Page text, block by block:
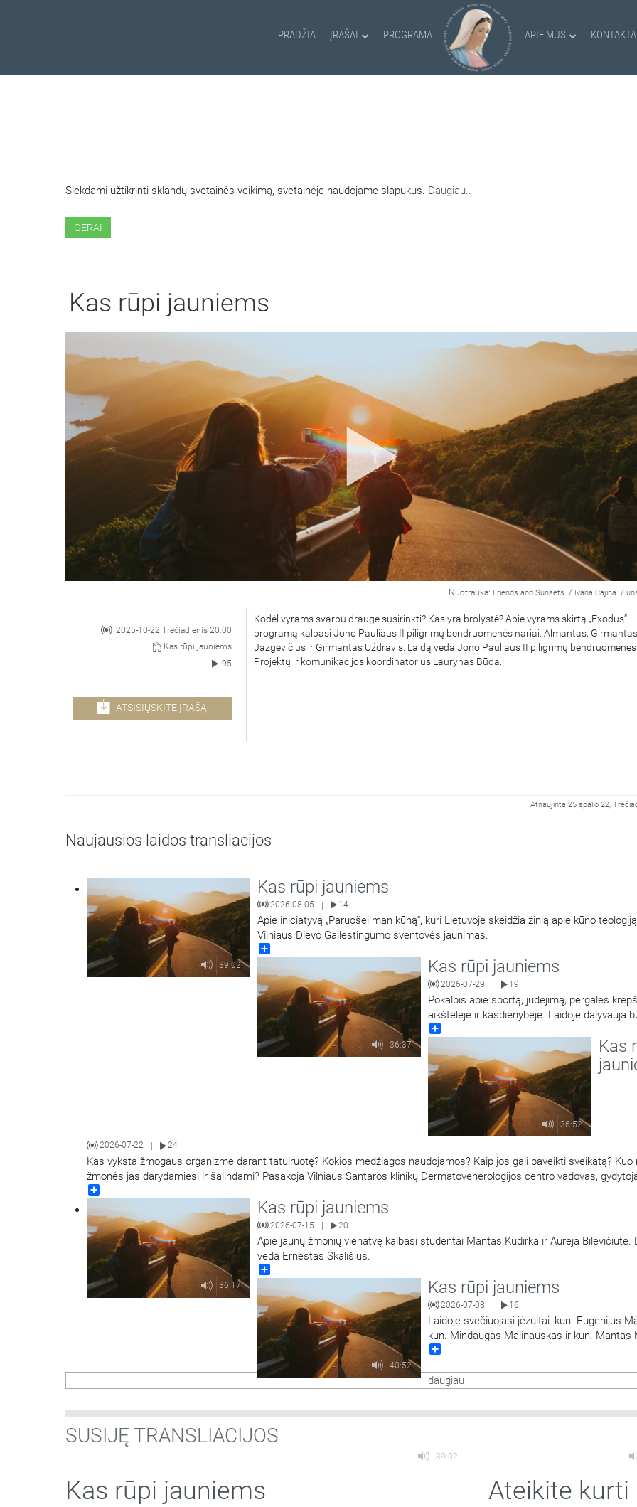
PRADŽIA ĮRAŠAI PROGRAMA APIE MUS
Siekdami užtikrinti sklandų svetainės veikimą, svetainėje naudojame slapukus. Daugiau..
GERAI
Kas rūpi jauniems
Nuotrauka: Friends and Sunsets / Ivana Cajina /
2025-10-22 Trečiadienis 20:00
Kas rūpi jauniems
95
ATSISIŲSKITE ĮRAŠĄ
Kodėl vyrams svarbu drauge susirinkti? Kas yra brolystė? Apie vyrams skirtą „Exodus“
programą kalbasi Jono Pauliaus II piligrimų bendruomenės nariai: Almantas, Girmantas
Jazgevičius ir Girmantas Uždravis. Laidą veda Jono Pauliaus II piligrimų bendruomenės
Projektų ir komunikacijos koordinatorius Laurynas Būda.
Atnaujinta 25 spalio 22,
Naujausios laidos transliacijos
39:02
Kas rūpi jauniems
2026-08-05 | 14
Apie iniciatyvą „Paruošei man kūną“, kuri Lietuvoje skeidžia žinią apie kūno
Vilniaus Dievo Gailestingumo šventovės jaunimas.
36:37
Kas rūpi jauniems
2026-07-29 | 19
Pokalbis apie sportą, judėjimą, pergales
aikštelėje ir kasdienybėje. Laidoje dalyvauja
krepšininkas, Europos taurės laimėtojas, tris
LKL čempionas, tris kartus LKL oro karalius,
krepšinio treneris Darius Sirtautas. Laidą
Tamulis. Antroje laidos dalyje tais pačiais
kalbinamas jaunimas…
36:52
Kas
2026-07-22 24
Kas vyksta žmogaus organizme darant tatuiruotę? Kokios medžiagos naudojamos? Kaip jos gali paveikti sveikatą? Kuo
žmonės jas darydamiesi ir šalindami? Pasakoja Vilniaus Santaros klinikų Dermatovenerologijos centro vadovas,
dermatovenerologas dr. Tadas Raudonis. Kalbina Regina Statkuvienė.
36:17
Kas rūpi jauniems
2026-07-15 20
Apie jaunų žmonių vienatvę kalbasi studentai Mantas Kudirka ir Aurėja Bilevičiūtė.
veda Ernestas Skališius.
40:52
Kas rūpi jauniems
2026-07-08 | 16
Laidoje svečiuojasi jėzuitai: kun. Eugenijus
kun. Mindaugas Malinauskas ir kun. Mantas
Pristato „Magis“ projektą ir kalbasi apie
daugiau
SUSIJĘ TRANSLIACIJOS
39:02
Kas rūpi jauniems Ateikite kurti